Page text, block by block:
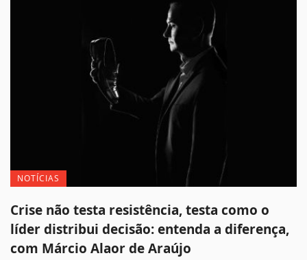
NOTÍCIAS
Crise não testa resistência, testa como o
líder distribui decisão: entenda a diferença,
com Márcio Alaor de Araújo